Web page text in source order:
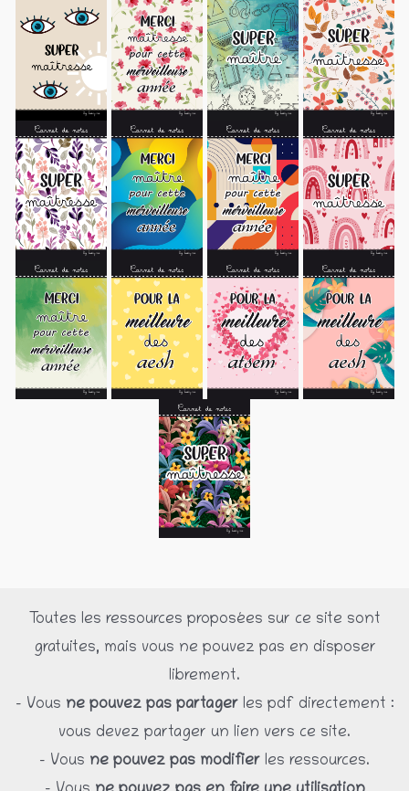
Toutes les ressources proposées sur ce site sont
gratuites, mais vous ne pouvez pas en disposer
librement.
– Vous ne pouvez pas partagerles pdf directement :
vous devez partager un lien vers ce site.
– Vous ne pouvez pas modifier les ressources.